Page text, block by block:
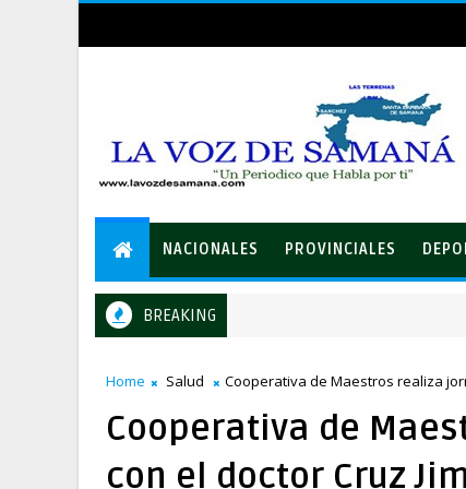
NACIONALES PROVINCIALES
BREAKING
Home Salud Cooperativa de Maestros realiza
Cooperativa de
con el doctor Cruz